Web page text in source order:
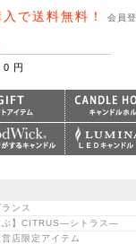
で送料無料！ 会員
0 円
ンス
ぶ】CITRUS―シトラス―
店限定アイテム